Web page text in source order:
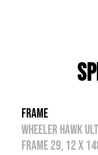
FRAME
WHEELER HAWK
FRAME 29, 12 X